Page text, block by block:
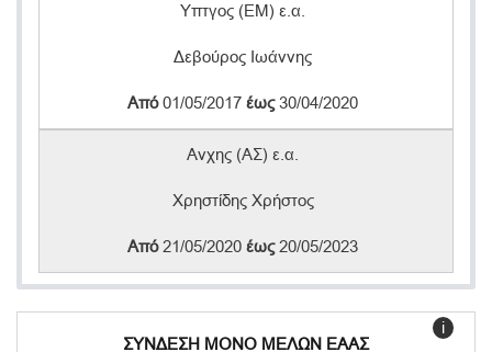
Υπτγος (ΕΜ) ε.α.
Δεβούρος Ιωάννης
Από01/05/2017 έως30/04/2020
Ανχης (ΑΣ) ε.α.
Χρηστίδης Χρήστος
Από21/05/2020 έως20/05/2023
i
ΣΥΝΔΕΣΗ ΜΟΝΟ ΜΕΛΩΝ ΕΑΑΣ